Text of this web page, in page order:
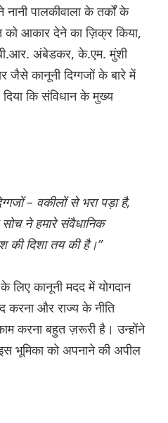
पालकीवाला के तर्कों के
को आकार देने का ज़िक्र किया,
अंबेडकर, के.एम. मुंशी
जैसे कानूनी दिग्गजों के बारे में
कि संविधान के मुख्य
– वकीलों से भरा पड़ा है,
ने हमारे संवैधानिक
दिशा तय की है।”
लिए कानूनी मदद में योगदान
करना और राज्य के नीति
करना बहुत ज़रूरी है। उन्होंने
भूमिका को अपनाने की अपील